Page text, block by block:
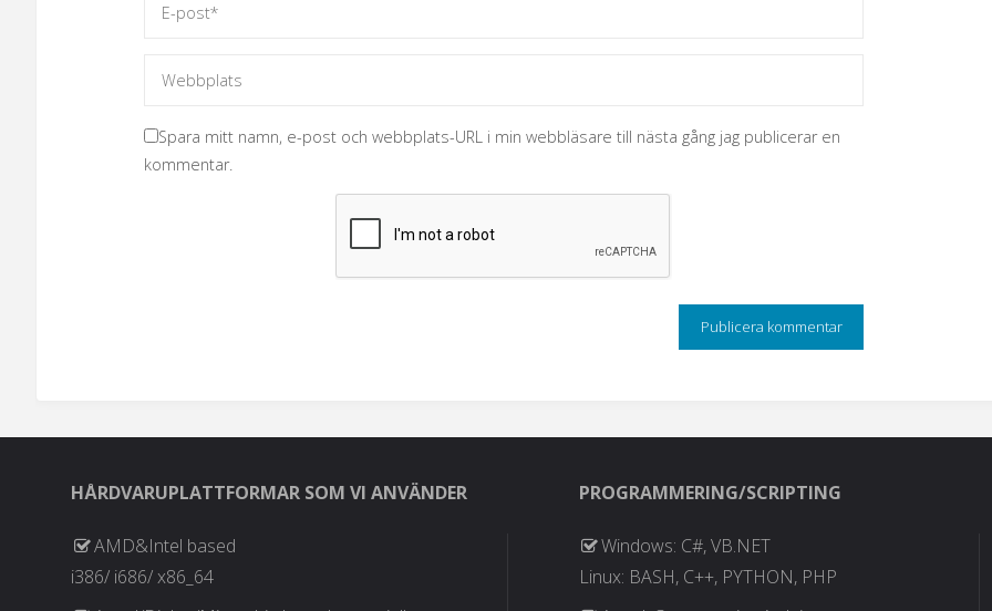
Spara mitt namn, e-post och webbplats-URL i min webbläsare till nästa gång jag publicerar en
kommentar.
HÅRDVARUPLATTFORMAR SOM VI ANVÄNDER
AMD&Intel based
i386/ i686/ x86_64
PROGRAMMERING/SCRIPTING
Windows: C#, VB.NET
Linux: BASH, C++, PYTHON, PHP